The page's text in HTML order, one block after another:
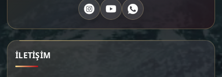
İLETİŞİM